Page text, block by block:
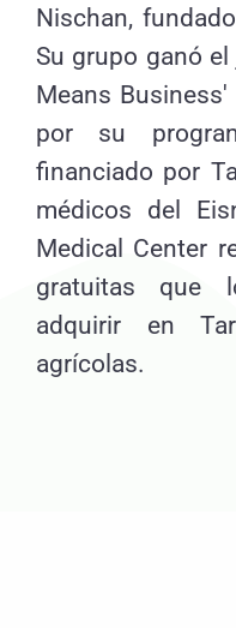
Nischan,
Su grupo ganó
Means
por su
financiado por
médicos del
Medical Center
gratuitas que
adquirir en
agrícolas.